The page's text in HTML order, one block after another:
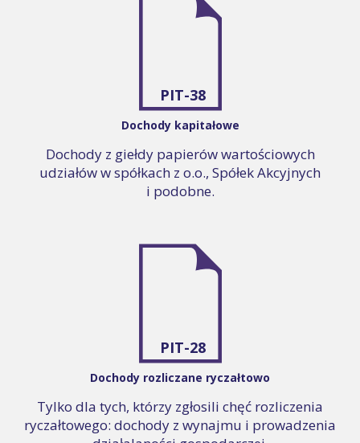
PIT-38
Dochody kapitałowe
Dochody z giełdy papierów wartościowych
udziałów w spółkach z o.o., Spółek Akcyjnych
i podobne.
PIT-28
Dochody rozliczane ryczałtowo
Tylko dla tych, którzy zgłosili chęć rozliczenia
ryczałtowego: dochody z wynajmu i prowadzenia